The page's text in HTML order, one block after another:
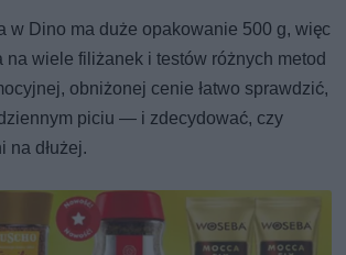
w Dino ma duże opakowanie 500 g, więc
na wiele filiżanek i testów różnych metod
obniżonej cenie łatwo sprawdzić,
piciu — i zdecydować, czy
na dłużej.